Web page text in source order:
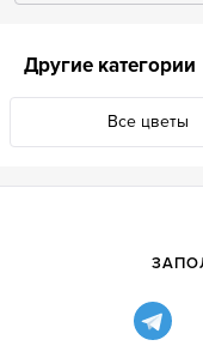
Другие категории
Все цветы